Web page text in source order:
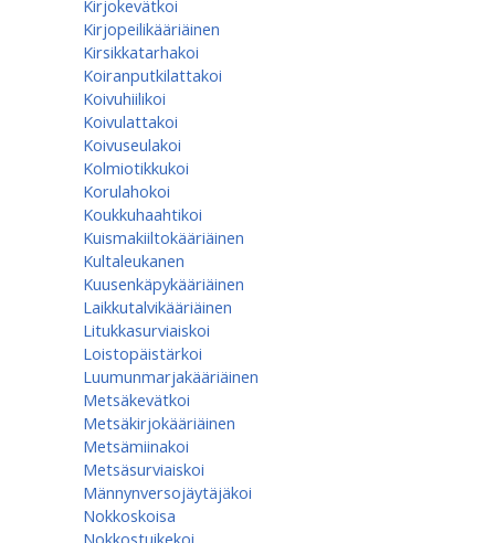
Kirjokevätkoi
Kirjopeilikääriäinen
Kirsikkatarhakoi
Koiranputkilattakoi
Koivuhiilikoi
Koivulattakoi
Koivuseulakoi
Kolmiotikkukoi
Korulahokoi
Koukkuhaahtikoi
Kuismakiiltokääriäinen
Kultaleukanen
Kuusenkäpykääriäinen
Laikkutalvikääriäinen
Litukkasurviaiskoi
Loistopäistärkoi
Luumunmarjakääriäinen
Metsäkevätkoi
Metsäkirjokääriäinen
Metsämiinakoi
Metsäsurviaiskoi
Männynversojäytäjäkoi
Nokkoskoisa
Nokkostuikekoi